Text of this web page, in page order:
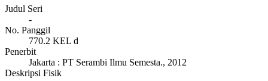
Judul Seri
-
No. Panggil
770.2 KEL d
Penerbit
Jakarta : PT Serambi Ilmu Semesta., 2012
Deskripsi Fisik